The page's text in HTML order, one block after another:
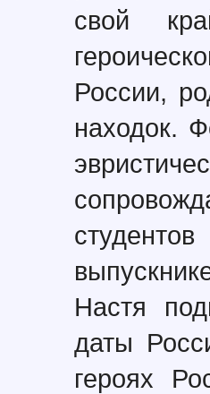
свой
России,
находок.
Настя
даты
героях